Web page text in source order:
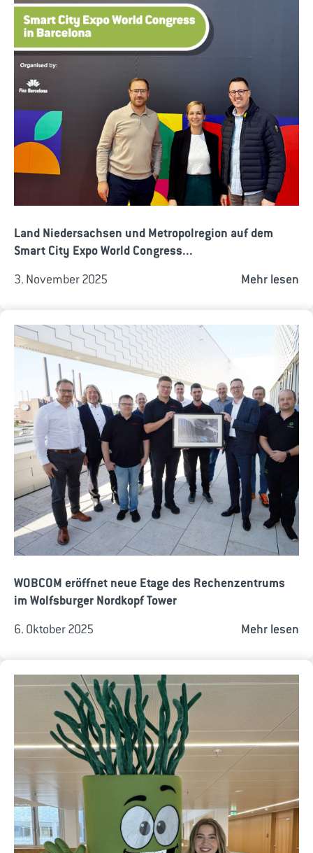
Land Niedersachsen und Metropolregion auf dem
Smart City Expo World Congress...
3. November 2025 Mehr lesen
WOBCOM eröffnet neue Etage des Rechenzentrums
im Wolfsburger Nordkopf Tower
6. Oktober 2025 Mehr lesen